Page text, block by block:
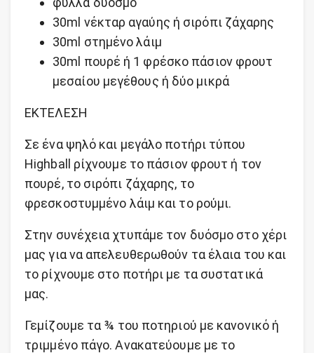
30ml νέκταρ αγαύης ή σιρόπι ζάχαρης
30ml στημένο λάιμ
30ml πουρέ ή 1 φρέσκο πάσιον φρουτ
μεσαίου μεγέθους ή δύο μικρά
ΕΚΤΕΛΕΣΗ
Σε ένα ψηλό και μεγάλο ποτήρι τύπου
Highball ρίχνουμε το πάσιον φρουτ ή τον
πουρέ, το σιρόπι ζάχαρης, το
φρεσκοστυμμένο λάιμ και το ρούμι.
Στην συνέχεια χτυπάμε τον δυόσμο στο χέρι
μας για να απελευθερωθούν τα έλαια του και
το ρίχνουμε στο ποτήρι με τα συστατικά
μας.
Γεμίζουμε τα ¾ του ποτηριού με κανονικό ή
τριμμένο πάγο. Ανακατεύουμε με το